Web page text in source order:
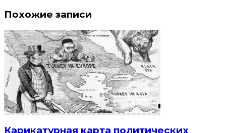
Похожие записи
Карикатурная карта политических